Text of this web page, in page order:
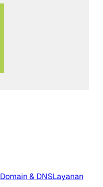
Domain & DNSLayanan